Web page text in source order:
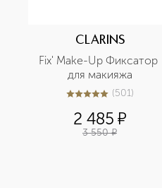
CLARINS
Fix' Make-Up Фиксатор
для макияжа
5из 5501 (501)
2 485 ¤
3 550 ¤